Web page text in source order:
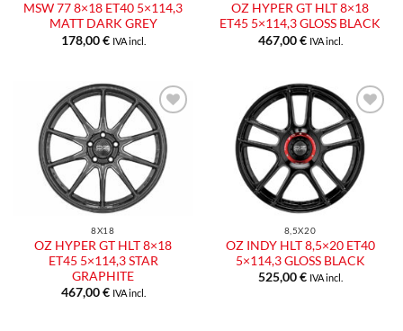
MSW 77 8×18 ET40 5×114,3
MATT DARK GREY
178,00€ IVA incl.
OZ HYPER GT HLT 8×18
ET45 5×114,3 GLOSS BLACK
467,00€ IVA incl.
Aggiungi
alla lista
dei
desideri
8X18
OZ HYPER GT HLT 8×18
ET45 5×114,3 STAR
GRAPHITE
467,00€ IVA incl.
Aggiungi
alla lista
dei
desideri
8,5X20
OZ INDY HLT 8,5×20 ET40
5×114,3 GLOSS BLACK
525,00€ IVA incl.